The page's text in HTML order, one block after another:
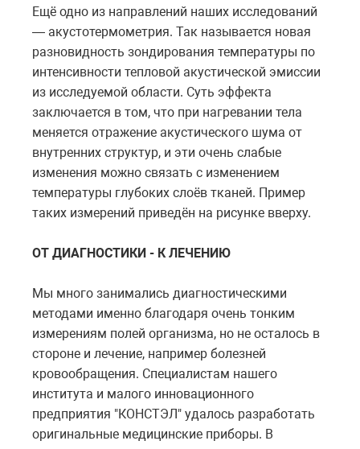
Ещё одно из направлений наших исследований
— акустотермометрия. Так называется новая
разновидность зондирования температуры по
интенсивности тепловой акустической эмиссии
из исследуемой области. Суть эффекта
заключается в том, что при нагревании тела
меняется отражение акустического шума от
внутренних структур, и эти очень слабые
изменения можно связать с изменением
температуры глубоких слоёв тканей. Пример
таких измерений приведён на рисунке вверху.
ОТ ДИАГНОСТИКИ - К ЛЕЧЕНИЮ
Мы много занимались диагностическими
методами именно благодаря очень тонким
измерениям полей организма, но не осталось в
стороне и лечение, например болезней
кровообращения. Специалистам нашего
института и малого инновационного
предприятия "КОНСТЭЛ" удалось разработать
оригинальные медицинские приборы. В